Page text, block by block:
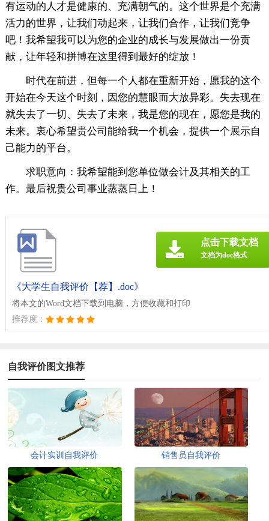
有运动的人才是健康的、充满朝气的。这个世界是个充满
活力的世界，让我们动起来，让我们合作，让我们竞争
吧！我希望我可以为您的企业的成长与发展做出一份贡
献，让年轻和拼博在这里得到最好的绽放！
时代在前进，但每一个人都在重新开始，愿我的这个
开始在今天这个时刻，因您的慧眼而大放异彩。失去现在
就失去了一切、失去了未来，我是您的现在，愿您是我的
未来。衷心希望贵公司能给我一个机会，提供一个展示自
己能力的平台。
求职意向：我希望能到您单位做会计及其相关的工
作。最后祝贵公司事业蒸蒸日上！
《大学生自我评价【荐】.doc》
将本文的Word文档下载到电脑，方便收藏和打印
推荐度：
点击下载文档
文档为doc格式
自我评价图文推荐
会计实训自我评价 销售员自我评价